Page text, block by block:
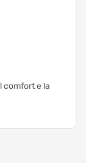
comfort e la